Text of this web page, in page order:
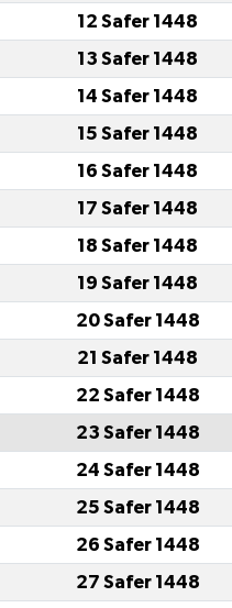
12 Safer 1448
13 Safer 1448
14 Safer 1448
15 Safer 1448
16 Safer 1448
17 Safer 1448
18 Safer 1448
19 Safer 1448
20 Safer 1448
21 Safer 1448
22 Safer 1448
23 Safer 1448
24 Safer 1448
25 Safer 1448
26 Safer 1448
27 Safer 1448